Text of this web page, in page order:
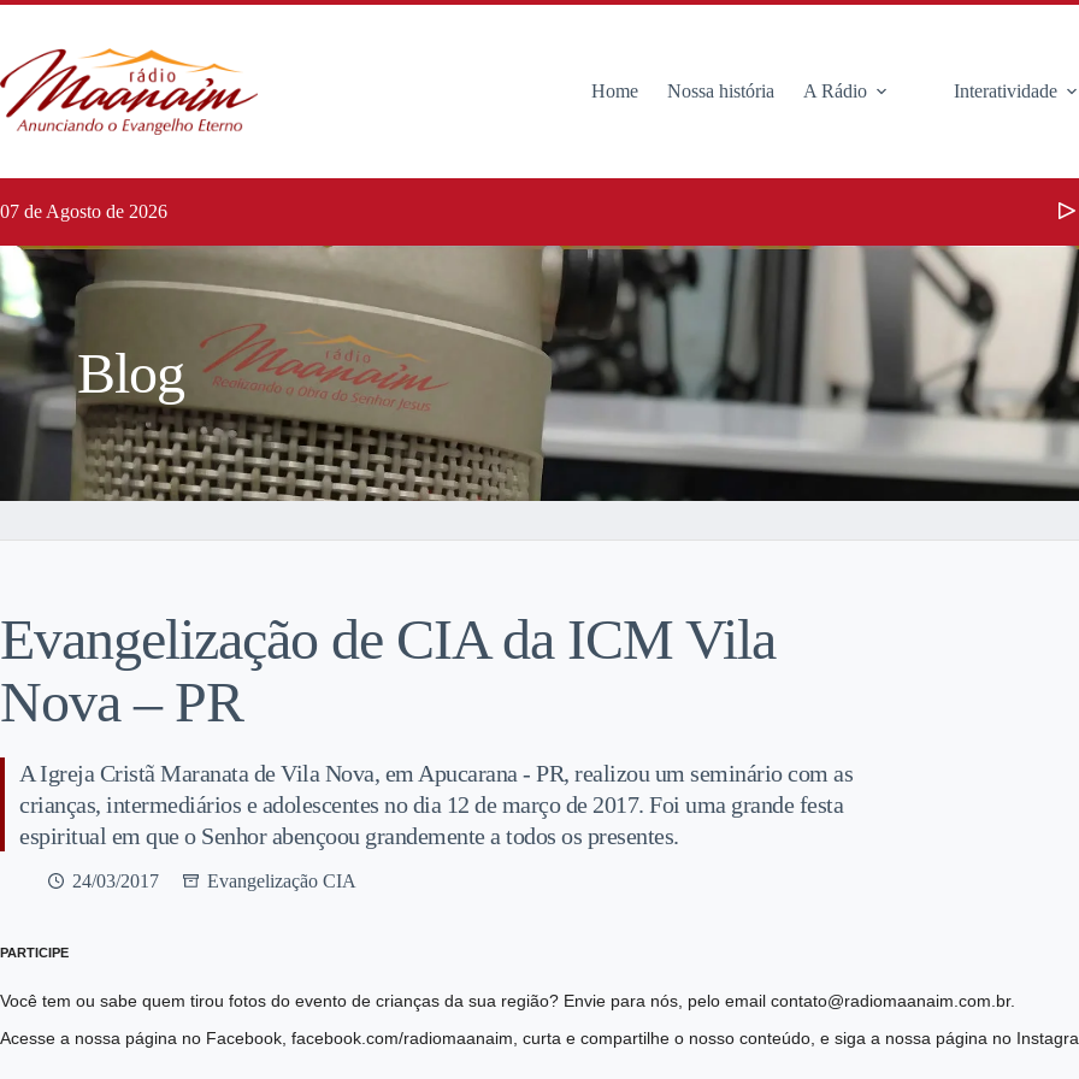
Home Nossa história A Rádio Interatividade
07 de Agosto de 2026
Blog
Evangelização de CIA da ICM Vila
Nova – PR
A Igreja Cristã Maranata de Vila Nova, em Apucarana - PR, realizou um seminário com as
crianças, intermediários e adolescentes no dia 12 de março de 2017. Foi uma grande festa
espiritual em que o Senhor abençoou grandemente a todos os presentes.
24/03/2017 Evangelização CIA
PARTICIPE
Você tem ou sabe quem tirou fotos do evento de crianças da sua região? Envie para nós, pelo email contato@radiomaanaim.com.br.
Acesse a nossa página no Facebook, facebook.com/radiomaanaim, curta e compartilhe o nosso conteúdo, e siga a nossa página no